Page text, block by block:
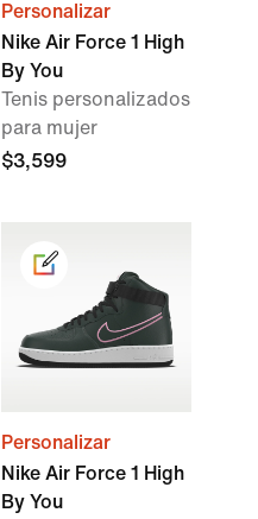
Personalizar
Nike Air Force 1 High
By You
Tenis personalizados
para mujer
$3,599
Personalizar
Nike Air Force 1 High
By You